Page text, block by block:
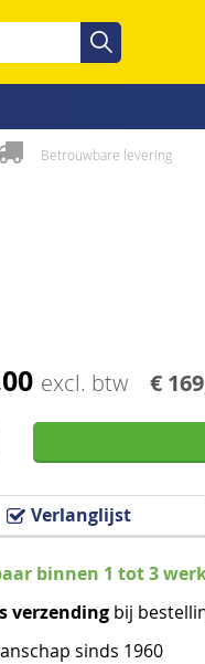
Zoeken
Betrouwbare levering
excl. btw €
Verlanglijst
binnen 1 tot 3
verzending bij
sinds 1960